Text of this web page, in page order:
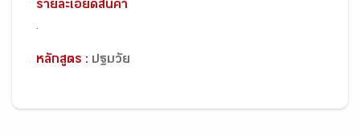
รายละเอียดสินค้า
.
หลักสูตร : ปฐมวัย